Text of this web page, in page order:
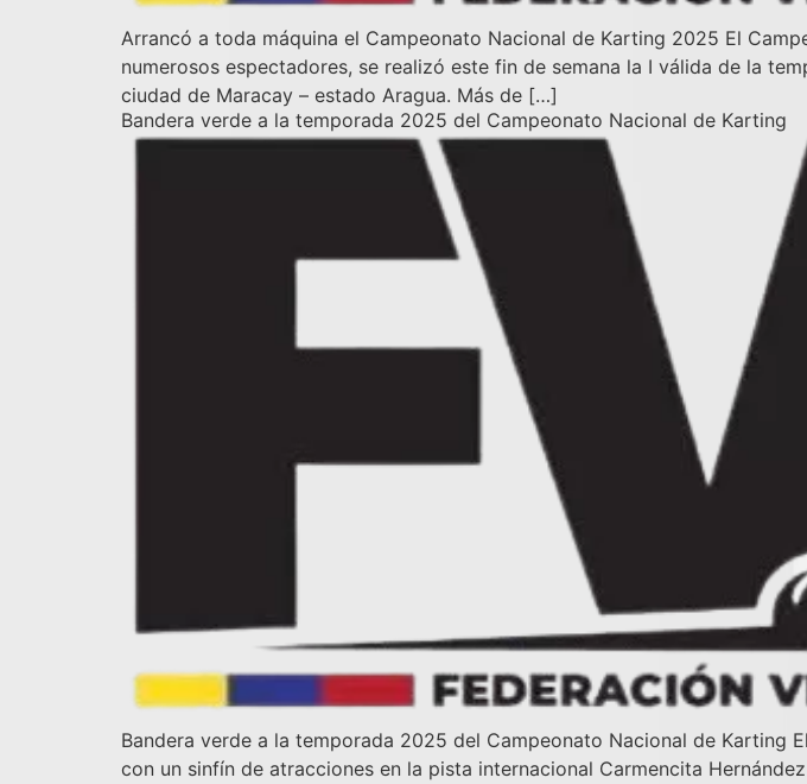
Arrancó a toda máquina el Campeonato Nacional de Karting 2025 El
numerosos espectadores, se realizó este fin de semana la I válida de la
ciudad de Maracay – estado Aragua. Más de […]
Bandera verde a la temporada 2025 del Campeonato Nacional de Karting
Bandera verde a la temporada 2025 del Campeonato Nacional de
con un sinfín de atracciones en la pista internacional Carmencita